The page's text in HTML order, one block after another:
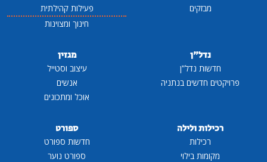
מבזקים
פעילות קהילתית
חינוך ומצוינות
נדל"ן
חדשות נדל"ן
פרויקטים חדשים בנתניה
מגזין
עיצוב וסטייל
אנשים
אוכל ומתכונים
רכילות ולילה
רכילות
מקומות בילוי
ספורט
חדשות ספורט
ספורט נוער